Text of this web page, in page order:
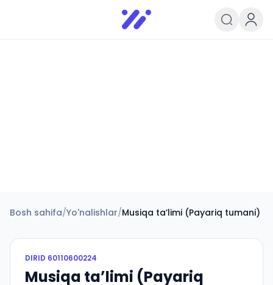
Infoedu
Ta&#039;lim xabarlari va
Bosh sahifa/Yo'nalishlar/Musiqa taʼlimi (Payariq tumani)
DIRID 60110600224
Musiqa taʼlimi (Payariq